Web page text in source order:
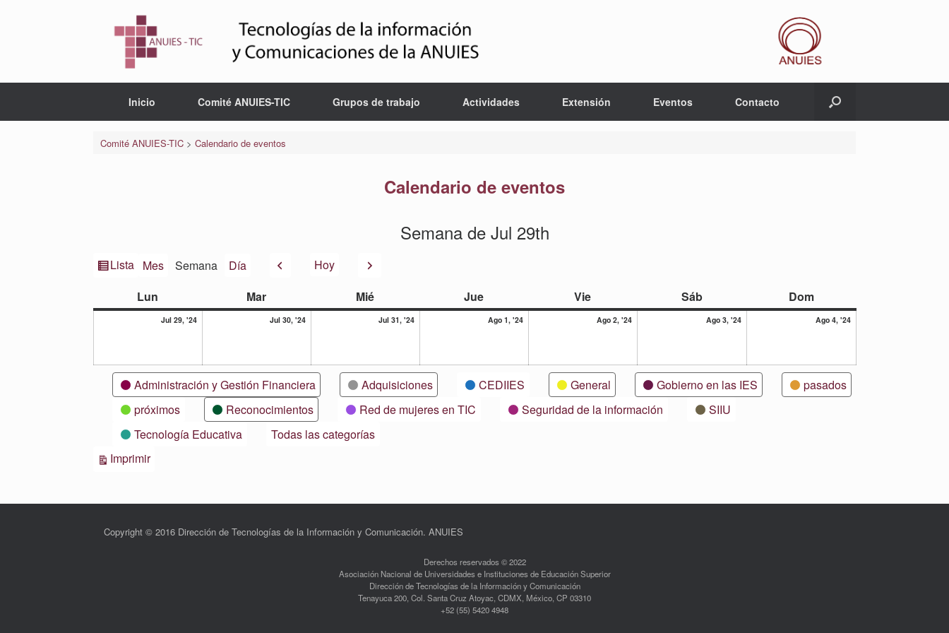
Inicio Comité ANUIES-TIC Grupos de trabajo Actividades Extensión Eventos Contacto
Comité ANUIES-TIC> Calendario de eventos
Calendario de eventos
Semana de Jul 29th
Ver
Lista Mes Semana Día AnteriorHoy Siguiente
Lun Marmartes Miémiércoles Juejueves Vieviernes Sábsábado Domdomingo
Jul 29, '2429
Jul 30, '2430
Jul 31, '2431
Ago 1, '241
Ago 2, '242
Ago 3, '243
Ago 4, '244
CategoríasAdministración y Gestión Financiera Adquisiciones CEDIIES General Gobierno en las IES
pasados
próximos
Reconocimientos Red de mujeres en TIC Seguridad de la información
SIIU
Tecnología Educativa
Todas las categorías
ImprimirVistas
Copyright © 2016 Dirección de Tecnologías de la Información y Comunicación. ANUIES
Derechos reservados © 2022
Asociación Nacional de Universidades e Instituciones de Educación Superior
Dirección de Tecnologías de la Información y Comunicación
Tenayuca 200, Col. Santa Cruz Atoyac, CDMX, México, CP 03310
+52 (55) 5420 4948